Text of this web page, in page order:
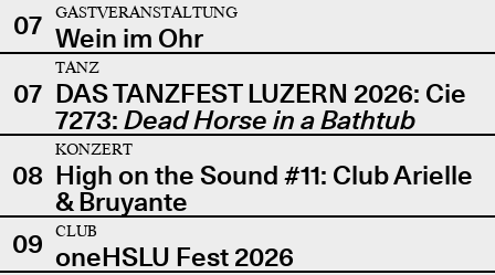
07
GASTVERANSTALTUNG
Wein im Ohr
07
TANZ
DAS TANZFEST LUZERN 2026: Cie
7273: Dead Horse in a Bathtub
08
KONZERT
High on the Sound #11: Club Arielle
& Bruyante
09
CLUB
oneHSLU Fest 2026